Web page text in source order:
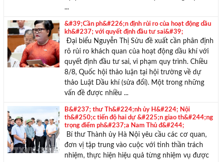
...
&#39;Cần ph&#226;n định rủi ro của hoạt động dầu
kh&#237; với quyết định đầu tư sai&#39;
Đại biểu Nguyễn Thị Sửu đề xuất cần phân định
rõ rủi ro khách quan của hoạt động dầu khí với
quyết định đầu tư sai, vi phạm quy trình. Chiều
8/8, Quốc hội thảo luận tại hội trường về dự
thảo Luật Dầu khí (sửa đổi). Một trong những
vấn đề được nhiều ...
B&#237; thư Th&#224;nh ủy H&#224; Nội
th&#250;c tiến độ hai dự &#225;n giao th&#244;ng
trọng điểm ph&#237;a Nam Thủ đ&#244;
Bí thư Thành ủy Hà Nội yêu cầu các cơ quan,
đơn vị tập trung vào cuộc với tinh thần trách
nhiệm, thực hiện hiệu quả từng nhiệm vụ được